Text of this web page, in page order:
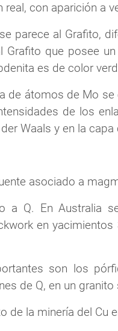
con aparición a
parece al Grafito,
Grafito que posee
es de color
de átomos de Mo
de los
Waals y en la
asociado a
a Q. En Australia
en
son los
de Q, en un
la minería del Cu